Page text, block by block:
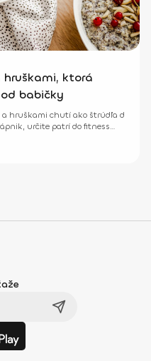
hruškami, ktorá
babičky
a hruškami chutí ako štrúdľa d
určite patrí do fitness